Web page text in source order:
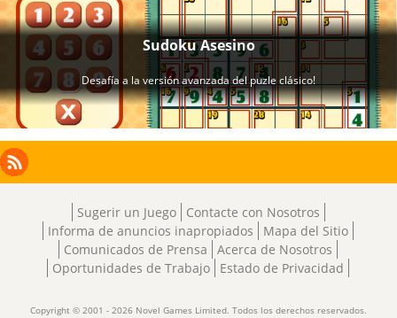
Facebook
Instagram
X
LinkedIn
RSS
Sugerir un Juego
Contacte con Nosotros
Informa de anuncios inapropiados
Mapa del Sitio
Comunicados de Prensa
Acerca de Nosotros
Oportunidades de Trabajo
Estado de Privacidad
Copyright © 2001 - 2026 Novel Games Limited. Todos los derechos reservados.